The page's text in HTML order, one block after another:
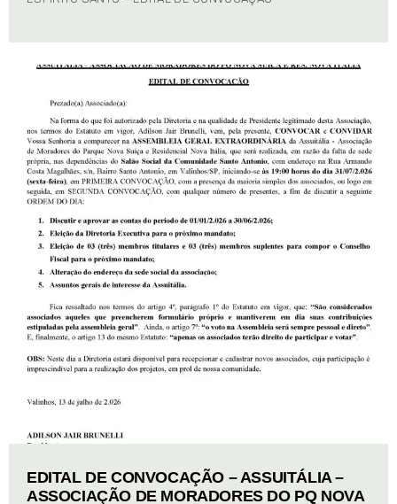
EDITAL DE CONVOCAÇÃO – ASSUITÁLIA –
ASSOCIAÇÃO DE MORADORES DO PQ NOVA